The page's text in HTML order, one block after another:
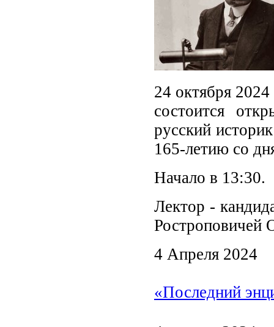
24 октября
состоится
русский
165-летию со
Начало в 13:30.
Лектор -
Ростроповичей
4 Апреля 2024
«Последний